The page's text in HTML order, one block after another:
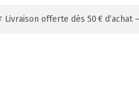
Livraison offerte dès 50 € d’achat